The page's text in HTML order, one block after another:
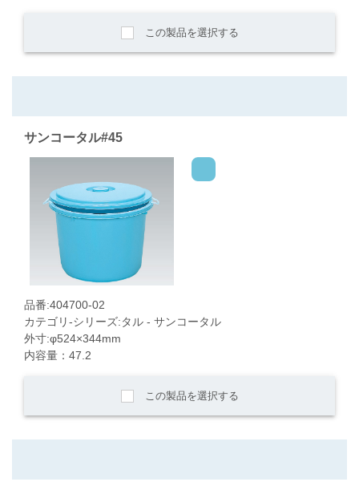
この製品を選択する
サンコータル#45
品番:404700-02
カテゴリ-シリーズ:タル - サンコータル
外寸:φ524×344mm
内容量：47.2
この製品を選択する